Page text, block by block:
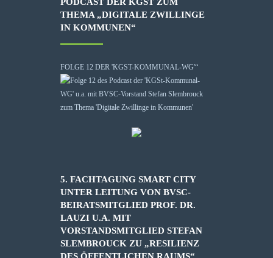
THEMA „DIGITALE ZWILLINGE
IN KOMMUNEN“
FOLGE 12 DER 'KGST-KOMMUNAL-WG'“
5. FACHTAGUNG SMART CITY
UNTER LEITUNG VON BVSC-
BEIRATSMITGLIED PROF. DR.
LAUZI U.A. MIT
VORSTANDSMITGLIED STEFAN
SLEMBROUCK ZU „RESILIENZ